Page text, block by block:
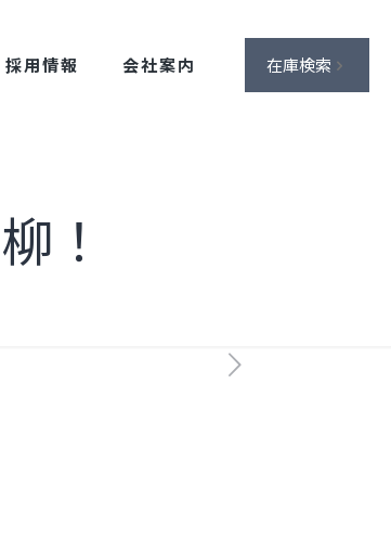
採用情報 会社案内 在庫検索
！